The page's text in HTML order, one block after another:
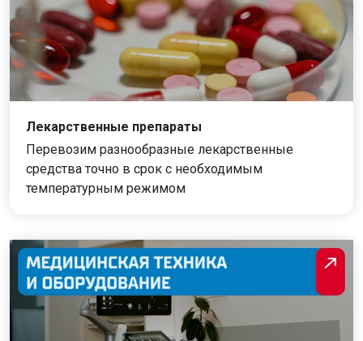
Лекарственные препараты
Перевозим разнообразные лекарственные
средства точно в срок с необходимым
температурным режимом